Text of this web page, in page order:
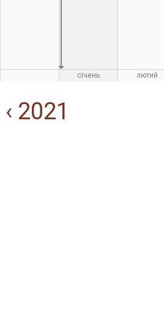
січень лютий
‹ 2021